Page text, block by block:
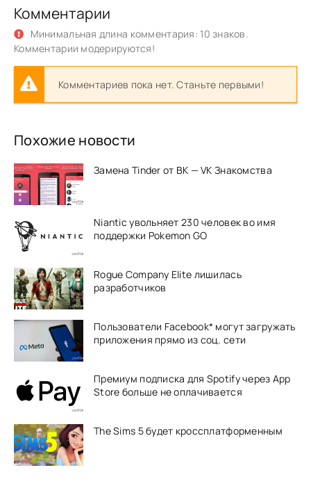
Комментарии
Минимальная длина комментария: 10 знаков.
Комментарии модерируются!
Комментариев пока нет. Станьте первыми!
Похожие новости
Замена Tinder от ВК — VK Знакомства
Niantic увольняет 230 человек во имя
поддержки Pokemon GO
Rogue Company Elite лишилась
разработчиков
Пользователи Facebook* могут загружать
приложения прямо из соц. сети
Премиум подписка для Spotify через App
Store больше не оплачивается
The Sims 5 будет кроссплатформенным